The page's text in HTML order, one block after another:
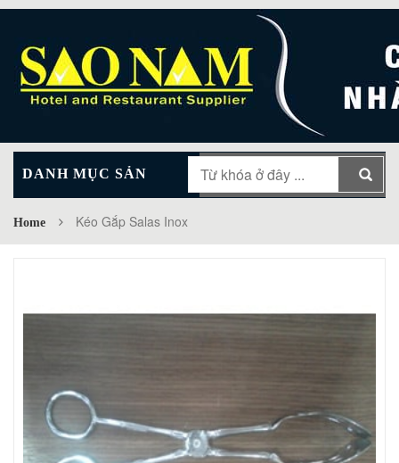
DANH MỤC SẢN
PHẨM
MAIN MENU
Home Kéo Gắp Salas Inox